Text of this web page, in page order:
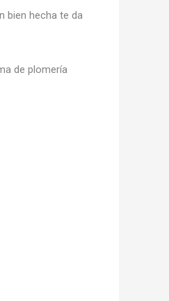
bien hecha te da
de plomería